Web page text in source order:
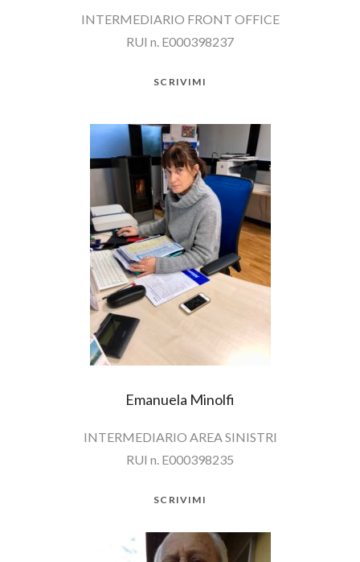
INTERMEDIARIO FRONT OFFICE
RUI n. E000398237
SCRIVIMI
Emanuela Minolfi
INTERMEDIARIO AREA SINISTRI
RUI n. E000398235
SCRIVIMI